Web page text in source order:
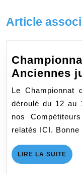
Article
Anciennes
Le Championnat
déroulé du 12 au
nos
relatés ICI. Bonne
LIRE LA SUITE LIRE
LA